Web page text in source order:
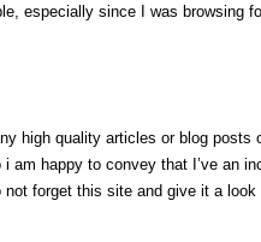
especially since I was browsing
high quality articles or blog
am happy to convey that I’ve an
forget this site and give it a look